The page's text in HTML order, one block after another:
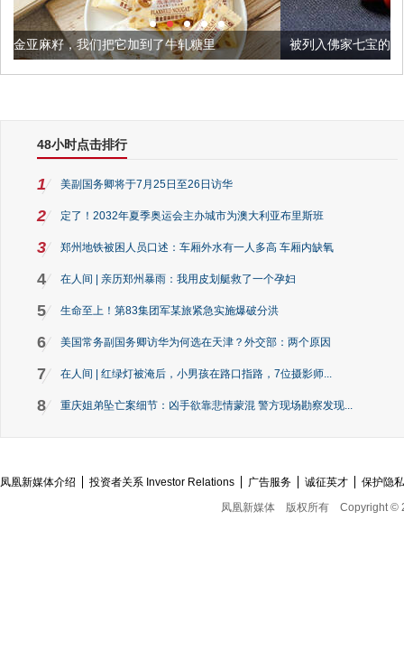
到了牛轧糖里 被列入佛家七宝的它到底有多美？
48小时点击排行
1 美副国务卿将于7月25日至26日访华
2 定了！2032年夏季奥运会主办城市为澳大利亚布里斯班
3 郑州地铁被困人员口述：车厢外水有一人多高 车厢内缺氧
4 在人间 | 亲历郑州暴雨：我用皮划艇救了一个孕妇
5 生命至上！第83集团军某旅紧急实施爆破分洪
6 美国常务副国务卿访华为何选在天津？外交部：两个原因
7 在人间 | 红绿灯被淹后，小男孩在路口指路，7位摄影师...
8 重庆姐弟坠亡案细节：凶手欲靠悲情蒙混 警方现场勘察发现...
凤凰新媒体介绍 投资者关系 Investor Relations 广告服务 诚征英才
保护隐
凤凰新媒体
版权所有 Copyright ©